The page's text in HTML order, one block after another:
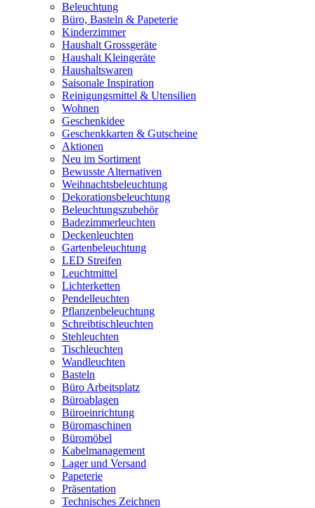
Beleuchtung
Büro, Basteln & Papeterie
Kinderzimmer
Haushalt Grossgeräte
Haushalt Kleingeräte
Haushaltswaren
Saisonale Inspiration
Reinigungsmittel & Utensilien
Wohnen
Geschenkidee
Geschenkkarten & Gutscheine
Aktionen
Neu im Sortiment
Bewusste Alternativen
Weihnachtsbeleuchtung
Dekorationsbeleuchtung
Beleuchtungszubehör
Badezimmerleuchten
Deckenleuchten
Gartenbeleuchtung
LED Streifen
Leuchtmittel
Lichterketten
Pendelleuchten
Pflanzenbeleuchtung
Schreibtischleuchten
Stehleuchten
Tischleuchten
Wandleuchten
Basteln
Büro Arbeitsplatz
Büroablagen
Büroeinrichtung
Büromaschinen
Büromöbel
Kabelmanagement
Lager und Versand
Papeterie
Präsentation
Technisches Zeichnen